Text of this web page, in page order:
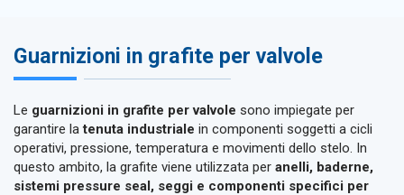
Guarnizioni in grafite per valvole
Le guarnizioni in grafite per valvole sono impiegate per
garantire latenuta industriale in componenti soggetti a cicli
operativi, pressione, temperatura e movimenti dello stelo. In
questo ambito, la grafite viene utilizzata per anelli, baderne,
sistemi pressure seal, seggi e componenti specifici per